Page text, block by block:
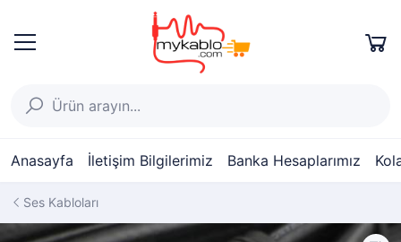
Anasayfa İletişim Bilgilerimiz Banka Hesaplarımız
Ses Kabloları